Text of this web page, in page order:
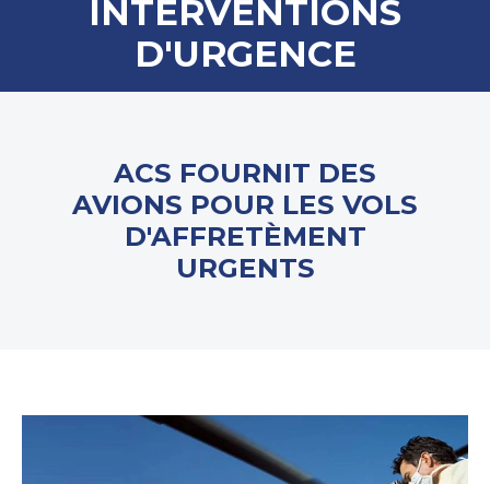
INTERVENTIONS
D'URGENCE
ACS FOURNIT DES
AVIONS POUR LES VOLS
D'AFFRETÈMENT
URGENTS